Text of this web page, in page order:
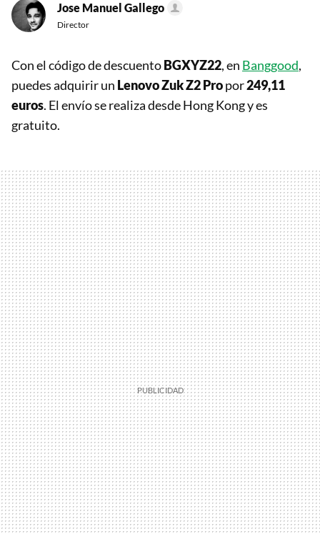
Jose Manuel Gallego
Director
Con el código de descuentoBGXYZ22, en Banggood,
puedes adquirir un Lenovo Zuk Z2 Propor249,11
euros. El envío se realiza desde Hong Kong y es
gratuito.